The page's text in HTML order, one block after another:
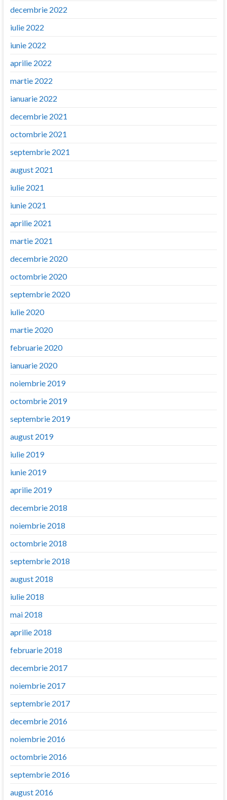
decembrie 2022
iulie 2022
iunie 2022
aprilie 2022
martie 2022
ianuarie 2022
decembrie 2021
octombrie 2021
septembrie 2021
august 2021
iulie 2021
iunie 2021
aprilie 2021
martie 2021
decembrie 2020
octombrie 2020
septembrie 2020
iulie 2020
martie 2020
februarie 2020
ianuarie 2020
noiembrie 2019
octombrie 2019
septembrie 2019
august 2019
iulie 2019
iunie 2019
aprilie 2019
decembrie 2018
noiembrie 2018
octombrie 2018
septembrie 2018
august 2018
iulie 2018
mai 2018
aprilie 2018
februarie 2018
decembrie 2017
noiembrie 2017
septembrie 2017
decembrie 2016
noiembrie 2016
octombrie 2016
septembrie 2016
august 2016